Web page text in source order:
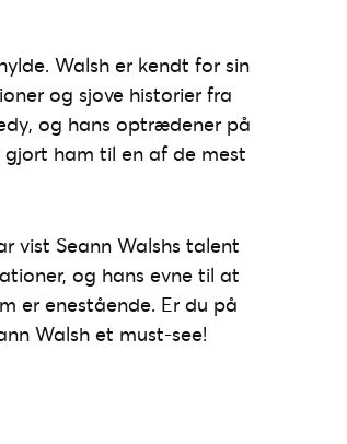
Walsh er kendt for sin
og sjove historier fra
og hans optrædener på
ham til en af de mest
vist Seann Walshs talent
og hans evne til at
er enestående. Er du på
Walsh et must-see!